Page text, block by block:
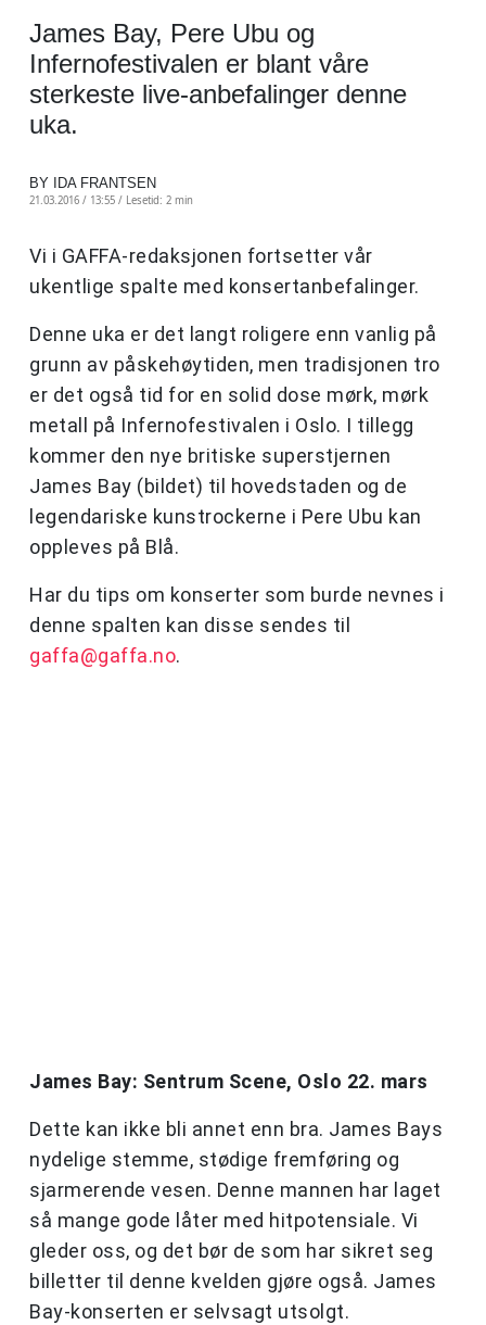
James Bay, Pere Ubu og
Infernofestivalen er blant våre
sterkeste live-anbefalinger denne
uka.
BY IDA FRANTSEN
21.03.2016 / 13:55 / Lesetid: 2 min
Vi i GAFFA-redaksjonen fortsetter vår
ukentlige spalte med konsertanbefalinger.
Denne uka er det langt roligere enn vanlig på
grunn av påskehøytiden, men tradisjonen tro
er det også tid for en solid dose mørk, mørk
metall på Infernofestivalen i Oslo. I tillegg
kommer den nye britiske superstjernen
James Bay (bildet) til hovedstaden og de
legendariske kunstrockerne i Pere Ubu kan
oppleves på Blå.
Har du tips om konserter som burde nevnes i
denne spalten kan disse sendes til
gaffa@gaffa.no.
James Bay: Sentrum Scene, Oslo 22. mars
Dette kan ikke bli annet enn bra. James Bays
nydelige stemme, stødige fremføring og
sjarmerende vesen. Denne mannen har laget
så mange gode låter med hitpotensiale. Vi
gleder oss, og det bør de som har sikret seg
billetter til denne kvelden gjøre også. James
Bay-konserten er selvsagt utsolgt.